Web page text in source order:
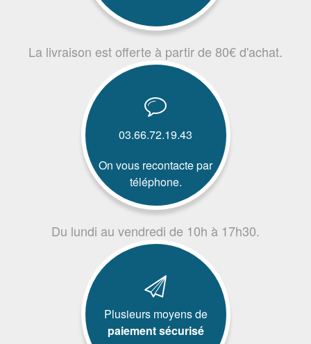
La livraison est offerte à partir de 80€ d'achat.
03.66.72.19.43
On vous recontacte par
téléphone.
Du lundi au vendredi de 10h à 17h30.
Plusieurs moyens de
paiement sécurisé